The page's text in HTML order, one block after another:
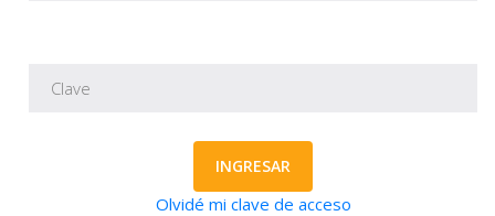
INGRESAR
Olvidé mi clave de acceso